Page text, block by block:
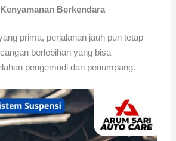
Berkendara
prima, perjalanan jauh pun tetap
berlebihan yang bisa
pengemudi dan penumpang.